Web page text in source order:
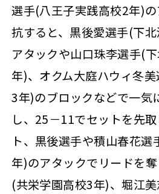
選手(八王子実践高校2年)
抗すると、黒後愛選手(下
アタックや山口珠李選手(
年)、オクム大庭ハウィ冬
3年)のブロックなどで一気
し、25－11でセットを先
ト、黒後選手や積山春花
年)のアタックでリードを
(共栄学園高校3年)、堀江